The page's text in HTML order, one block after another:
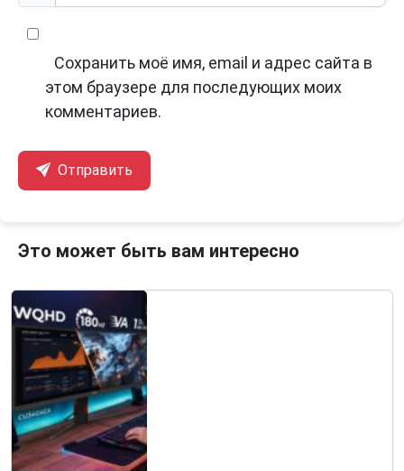
Сохранить моё имя, email и адрес сайта в
этом браузере для последующих моих
комментариев.
Отправить
Это может быть вам интересно